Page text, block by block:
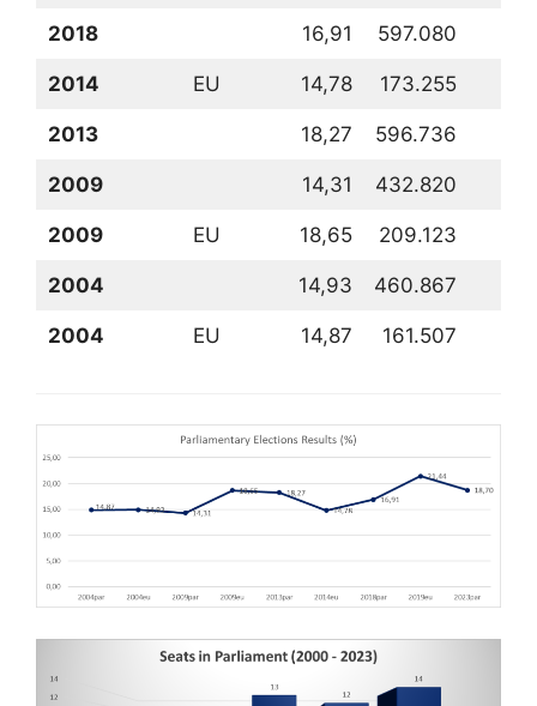
2018 16,91 597.080
2014 EU 14,78 173.255
2013 18,27 596.736
2009 14,31 432.820
2009 EU 18,65 209.123
2004 14,93 460.867
2004 EU 14,87 161.507